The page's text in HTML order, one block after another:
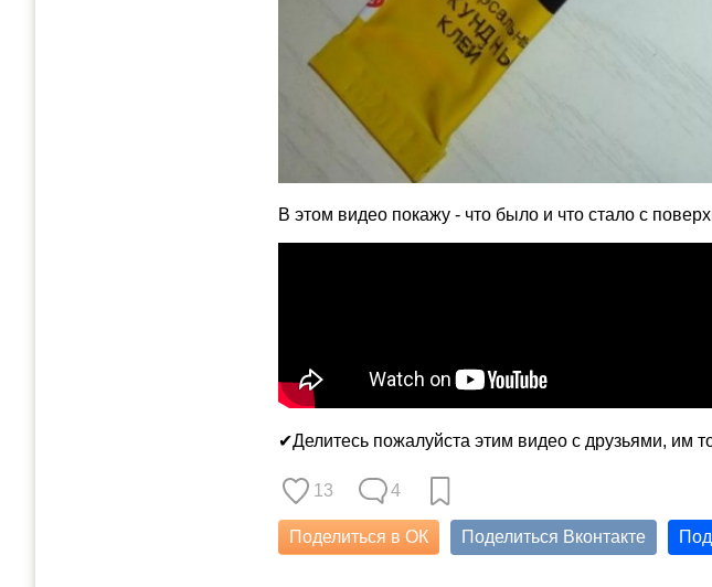
В этом видео покажу - что было и что стало с
✔Делитесь пожалуйста этим видео с друзьями, им
13 4
Поделиться в ОК Поделиться Вконтакте